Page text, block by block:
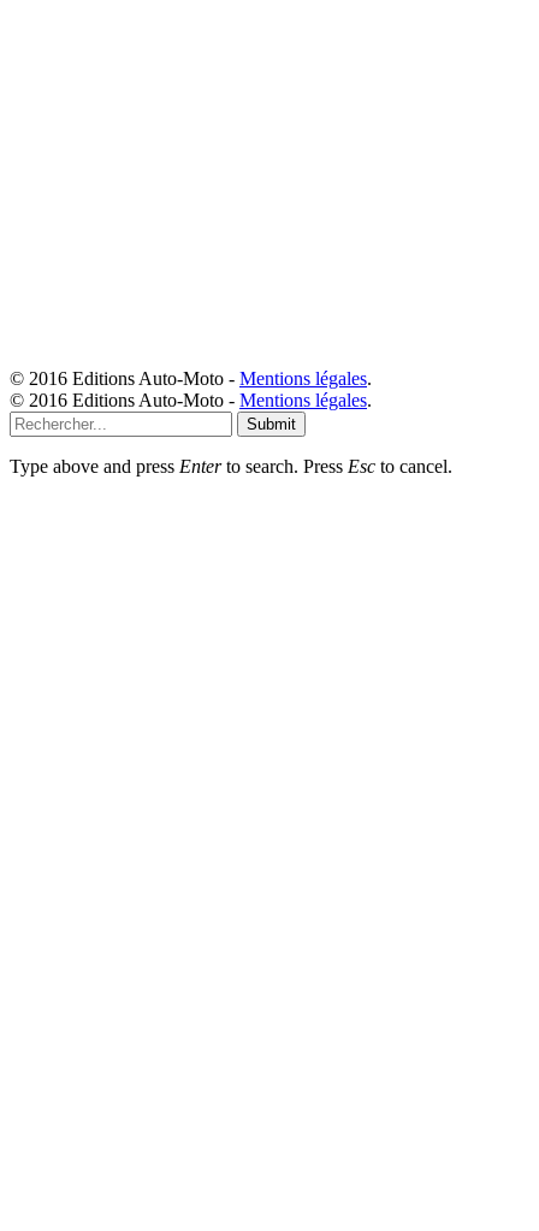
© 2016 Editions Auto-Moto - Mentions légales.
© 2016 Editions Auto-Moto - Mentions légales.
Submit
Type above and press Enterto search. Press Esc to cancel.